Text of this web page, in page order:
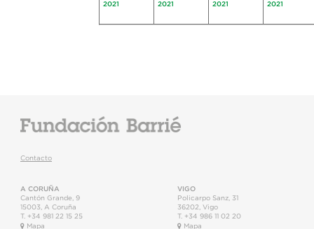
2021
2021
2021
2021
Contacto
A CORUÑA
Cantón Grande, 9
15003
A Coruña
T. +34 981 22 15 25
Mapa
VIGO
Policarpo Sanz, 31
36202 Vigo
T. +34 986 11 02 20
Mapa